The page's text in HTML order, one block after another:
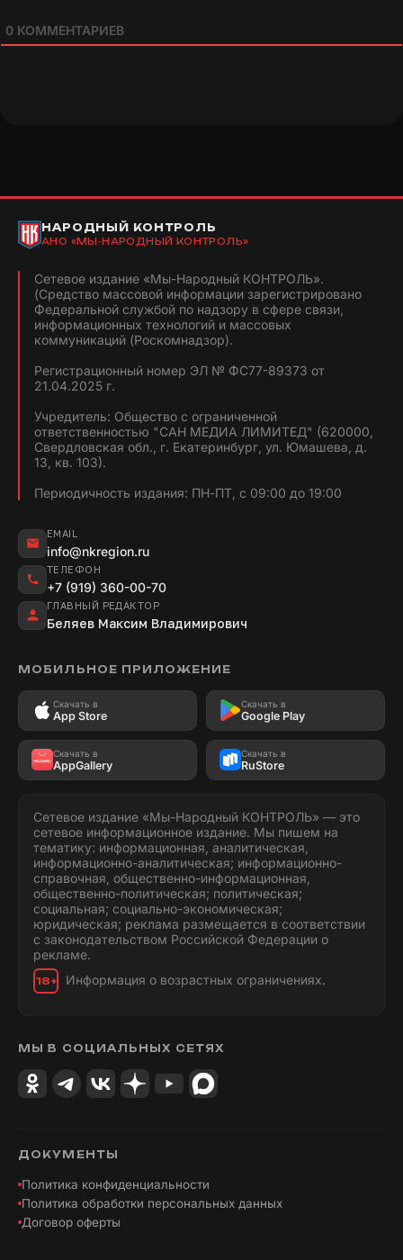
0 КОММЕНТАРИЕВ
НАРОДНЫЙ КОНТРОЛЬ
АНО «МЫ-НАРОДНЫЙ КОНТРОЛЬ»
Сетевое издание «Мы-Народный КОНТРОЛЬ».
(Средство массовой информации зарегистрировано
Федеральной службой по надзору в сфере связи,
информационных технологий и массовых
коммуникаций (Роскомнадзор).
Регистрационный номер ЭЛ № ФС77-89373 от
21.04.2025 г.
Учредитель: Общество с ограниченной
ответственностью "САН МЕДИА ЛИМИТЕД" (620000,
Свердловская обл., г. Екатеринбург, ул. Юмашева, д.
13, кв. 103).
Периодичность издания: ПН-ПТ, с 09:00 до 19:00
EMAIL
info@nkregion.ru
ТЕЛЕФОН
+7 (919) 360-00-70
ГЛАВНЫЙ РЕДАКТОР
Беляев Максим Владимирович
МОБИЛЬНОЕ ПРИЛОЖЕНИЕ
Скачать в
App Store
Скачать в
Google Play
Скачать в
AppGallery
Скачать в
RuStore
Сетевое издание «Мы-Народный КОНТРОЛЬ» — это
сетевое информационное издание. Мы пишем на
тематику: информационная, аналитическая,
информационно-аналитическая; информационно-
справочная, общественно-информационная,
общественно-политическая; политическая;
социальная; социально-экономическая;
юридическая; реклама размещается в соответствии
с законодательством Российской Федерации о
рекламе.
18+ Информация о возрастных ограничениях.
МЫ В СОЦИАЛЬНЫХ СЕТЯХ
ДОКУМЕНТЫ
Политика конфиденциальности
Политика обработки персональных данных
Договор оферты